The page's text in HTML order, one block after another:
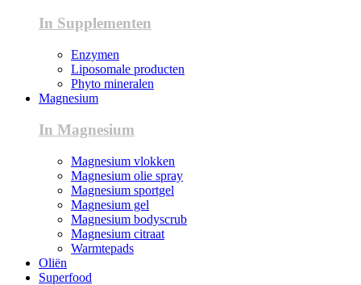
In Supplementen
Enzymen
Liposomale producten
Phyto mineralen
Magnesium
In Magnesium
Magnesium vlokken
Magnesium olie spray
Magnesium sportgel
Magnesium gel
Magnesium bodyscrub
Magnesium citraat
Warmtepads
Oliën
Superfood